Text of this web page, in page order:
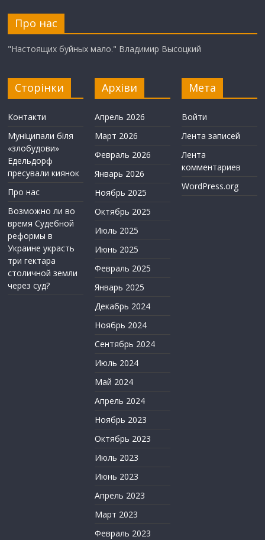
Про нас
"Настоящих буйных мало." Владимир Высоцкий
Сторінки
Контакти
Муніципали біля
«злобудови»
Едельдорф
пресували киянок
Про нас
Возможно ли во
время Судебной
реформы в
Украине украсть
три гектара
столичной земли
через суд?
Архіви
Апрель 2026
Март 2026
Февраль 2026
Январь 2026
Ноябрь 2025
Октябрь 2025
Июль 2025
Июнь 2025
Февраль 2025
Январь 2025
Декабрь 2024
Ноябрь 2024
Сентябрь 2024
Июль 2024
Май 2024
Апрель 2024
Ноябрь 2023
Октябрь 2023
Июль 2023
Июнь 2023
Апрель 2023
Март 2023
Февраль 2023
Мета
Войти
Лента записей
Лента
комментариев
WordPress.org